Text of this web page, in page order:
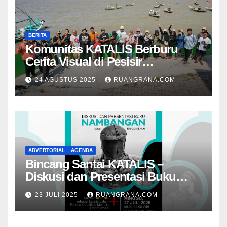
BERITA
Komunitas KATALIS Berburu
Cerita Visual di Pesisir
Nambangan
24 AGUSTUS 2025 RUANGRANA.COM
ADVERTORIAL AGENDA
Bincang Santai KATALIS –
Diskusi dan Presentasi Buku
Foto Nambangan
23 JULI 2025 RUANGRANA.COM